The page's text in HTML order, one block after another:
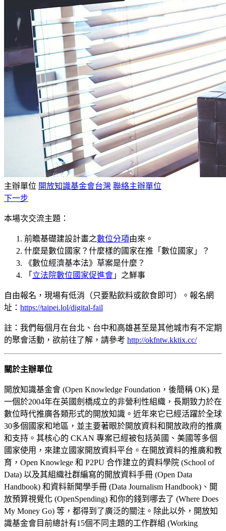
主辦單位 開放知識基金會台灣 聯絡主辦單位
下一步
本場次交流主題：
前瞻基礎建設計畫之數位分項由來。
什麼是數位國家？什麼樣的國家在推「數位國家」？
《數位經濟基本法》草案是什麼？
「 立法院數位國家促進會 」之鮮事
自由報名，現場有低消（只要點飲料或飲食即可）。報名網
址： https://taipei.lol/digital-fail
註：我們每個月在台北、台中和高雄甚至是其他城市有不定期
的聚會活動，欲前往了解，請參考 http://okfntw.kktix.cc/
關於主辦單位
開放知識基金會 (Open Knowledge Foundation，後簡稱 OK) 是
一個於2004年在英國劍橋成立的非營利性組織，長期致力於在
數位時代推廣各類形式的開放知識。近年來它已經活躍於全球
30多個國家和地區，並主要著眼於開放資料和開放政府的推廣
和支持。其核心的 CKAN 專案已經被包括英國、美國等多個
國家使用，來建立國家開放資料平台。在開放資料的推廣和教
育，Open Knowlege 和 P2PU 合作建立的資料學院 (School of
Data) 以及其組織社群編寫的開放資料手冊 (Open Data
Handbook) 和資料新聞學手冊 (Data Journalism Handbook)、開
放預算視覺化 (OpenSpending) 和你的錢到哪去了 (Where Does
My Money Go) 等，都得到了廣泛的關注。除此以外，開放知
識基金會目前總計有15個不同主題的工作群組 (Working